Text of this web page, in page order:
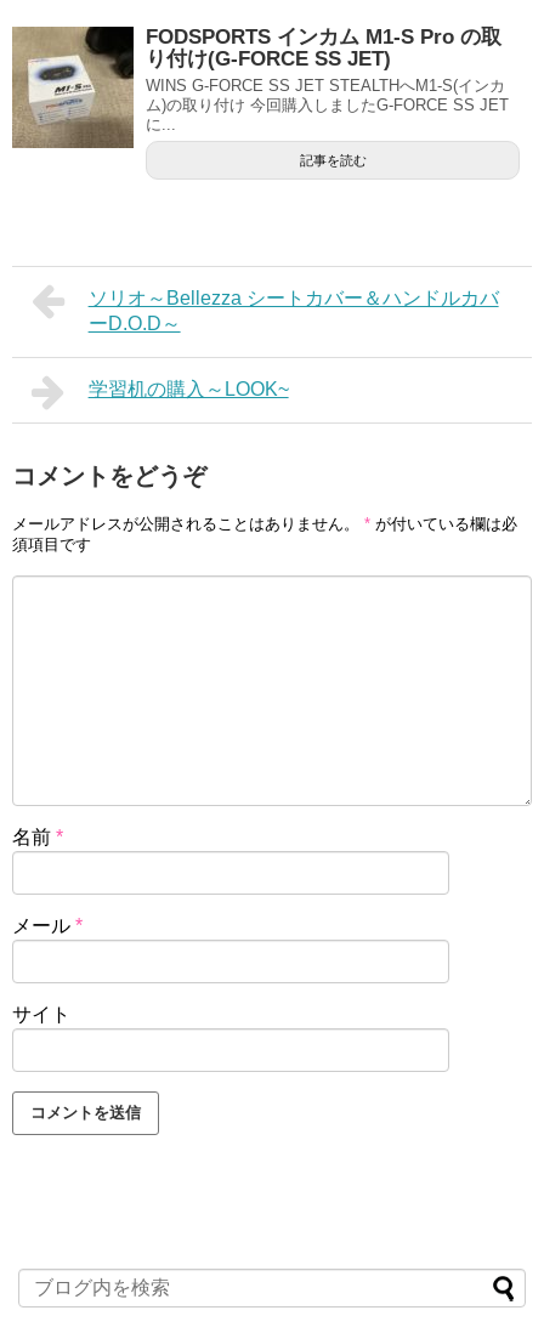
FODSPORTS インカム M1-S Pro の取
り付け(G-FORCE SS JET)
WINS G-FORCE SS JET STEALTHへM1-S(インカ
ム)の取り付け 今回購入しましたG-FORCE SS JET
に...
記事を読む
ソリオ～Bellezza シートカバー＆ハンドルカバ
ーD.O.D～
学習机の購入～LOOK~
コメントをどうぞ
メールアドレスが公開されることはありません。 * が付いている欄は必
須項目です
名前 *
メール *
サイト